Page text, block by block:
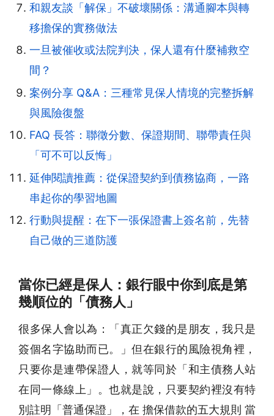
和親友談「解保」不破壞關係：溝通腳本與轉
移擔保的實務做法
一旦被催收或法院判決，保人還有什麼補救空
間？
案例分享 Q&A：三種常見保人情境的完整拆解
與風險復盤
FAQ 長答：聯徵分數、保證期間、聯帶責任與
「可不可以反悔」
延伸閱讀推薦：從保證契約到債務協商，一路
串起你的學習地圖
行動與提醒：在下一張保證書上簽名前，先替
自己做的三道防護
當你已經是保人：銀行眼中你到底是第
幾順位的「債務人」
很多保人會以為：「真正欠錢的是朋友，我只是
簽個名字協助而已。」但在銀行的風險視角裡，
只要你是連帶保證人，就等同於「和主債務人站
在同一條線上」。也就是說，只要契約裡沒有特
別註明「普通保證」，在 擔保借款的五大規則 當